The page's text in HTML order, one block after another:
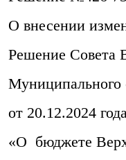
О внесении
Решение Совета
Муниципального
от 20.12.2024
«О бюджете